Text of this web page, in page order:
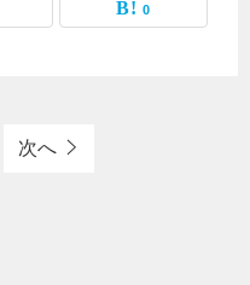
0
次へ